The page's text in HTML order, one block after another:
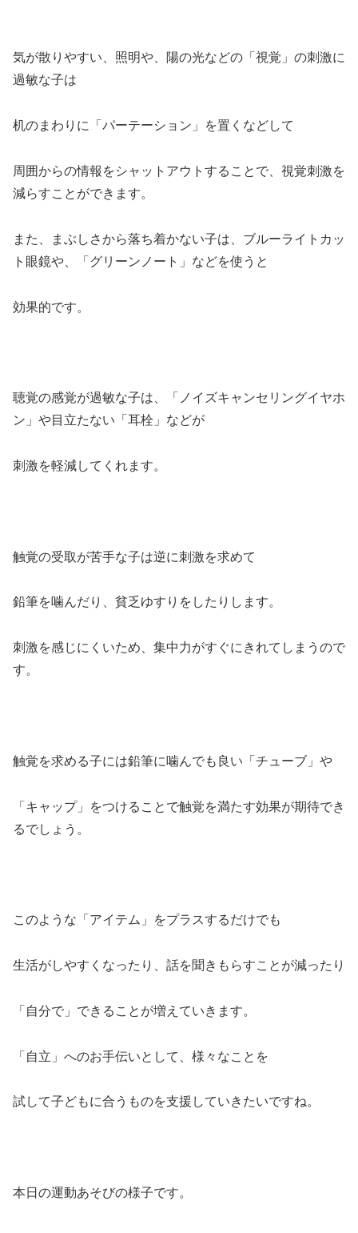
気が散りやすい、照明や、陽の光などの「視覚」の刺激に
過敏な子は
机のまわりに「パーテーション」を置くなどして
周囲からの情報をシャットアウトすることで、視覚刺激を
減らすことができます。
また、まぶしさから落ち着かない子は、ブルーライトカッ
ト眼鏡や、「グリーンノート」などを使うと
効果的です。
聴覚の感覚が過敏な子は、「ノイズキャンセリングイヤホ
ン」や目立たない「耳栓」などが
刺激を軽減してくれます。
触覚の受取が苦手な子は逆に刺激を求めて
鉛筆を噛んだり、貧乏ゆすりをしたりします。
刺激を感じにくいため、集中力がすぐにきれてしまうので
す。
触覚を求める子には鉛筆に噛んでも良い「チューブ」や
「キャップ」をつけることで触覚を満たす効果が期待でき
るでしょう。
このような「アイテム」をプラスするだけでも
生活がしやすくなったり、話を聞きもらすことが減ったり
「自分で」できることが増えていきます。
「自立」へのお手伝いとして、様々なことを
試して子どもに合うものを支援していきたいですね。
本日の運動あそびの様子です。